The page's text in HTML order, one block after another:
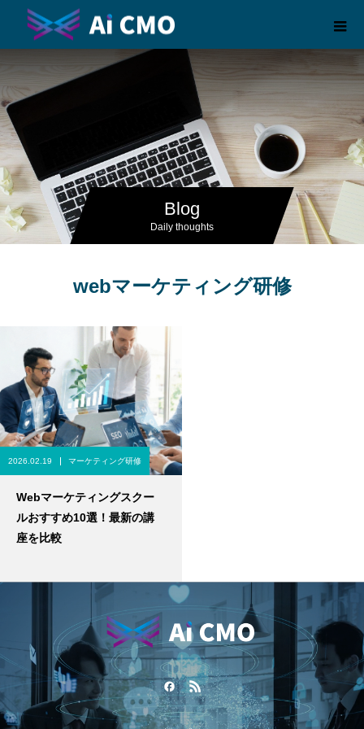
Blog
Daily thoughts
webマーケティング研修
2026.02.19 マーケティング研修
Webマーケティングスクー
ルおすすめ10選！最新の講
座を比較